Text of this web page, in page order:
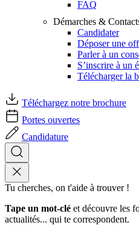
FAQ
Démarches &
Candidater
Déposer une
Parler à un
S’inscrire à un
Télécharger la
Téléchargez notre brochure
Portes ouvertes
Candidature
Tu cherches, on t'aide à trouver !
Tape un mot-clé et découvre les
actualités... qui te correspondent.